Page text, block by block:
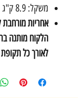
משקל: 8.9 ק"ג
הלקוח מותנה
לאורך כל